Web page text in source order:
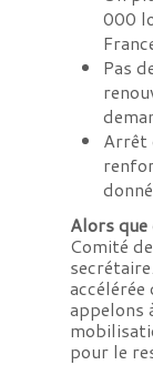
000
Pas
Arrêt
Alors
Comité
appelons
pour le